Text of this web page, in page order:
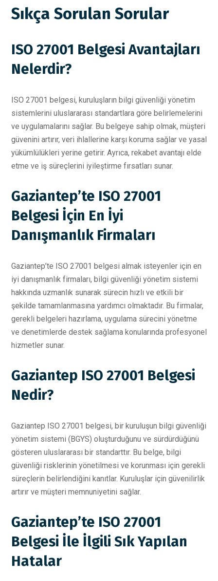
Sıkça Sorulan Sorular
ISO 27001 Belgesi Avantajları
Nelerdir?
ISO 27001 belgesi, kuruluşların bilgi güvenliği yönetim
sistemlerini uluslararası standartlara göre belirlemelerini
ve uygulamalarını sağlar. Bu belgeye sahip olmak, müşteri
güvenini artırır, veri ihlallerine karşı koruma sağlar ve yasal
yükümlülükleri yerine getirir. Ayrıca, rekabet avantajı elde
etme ve iş süreçlerini iyileştirme fırsatları sunar.
Gaziantep’te ISO 27001
Belgesi İçin En İyi
Danışmanlık Firmaları
Gaziantep’te ISO 27001 belgesi almak isteyenler için en
iyi danışmanlık firmaları, bilgi güvenliği yönetim sistemi
hakkında uzmanlık sunarak sürecin hızlı ve etkili bir
şekilde tamamlanmasına yardımcı olmaktadır. Bu firmalar,
gerekli belgeleri hazırlama, uygulama sürecini yönetme
ve denetimlerde destek sağlama konularında profesyonel
hizmetler sunar.
Gaziantep ISO 27001 Belgesi
Nedir?
Gaziantep ISO 27001 belgesi, bir kuruluşun bilgi güvenliği
yönetim sistemi (BGYS) oluşturduğunu ve sürdürdüğünü
gösteren uluslararası bir standarttır. Bu belge, bilgi
güvenliği risklerinin yönetilmesi ve korunması için gerekli
süreçlerin belirlendiğini kanıtlar. Kuruluşlar için güvenilirlik
artırır ve müşteri memnuniyetini sağlar.
Gaziantep’te ISO 27001
Belgesi İle İlgili Sık Yapılan
Hatalar